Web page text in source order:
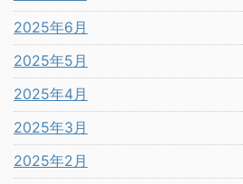
2025年6月
2025年5月
2025年4月
2025年3月
2025年2月